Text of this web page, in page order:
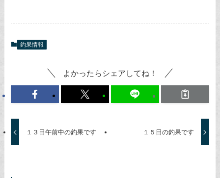
釣果情報
よかったらシェアしてね！
１３日午前中の釣果です １５日の釣果です